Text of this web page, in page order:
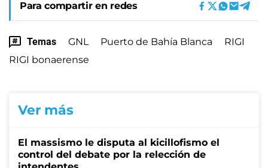
Para compartir en redes
Temas GNL Puerto de Bahía Blanca
RIGI
RIGI bonaerense
Ver más
El massismo le disputa al kicillofismo el
control del debate por la relección de